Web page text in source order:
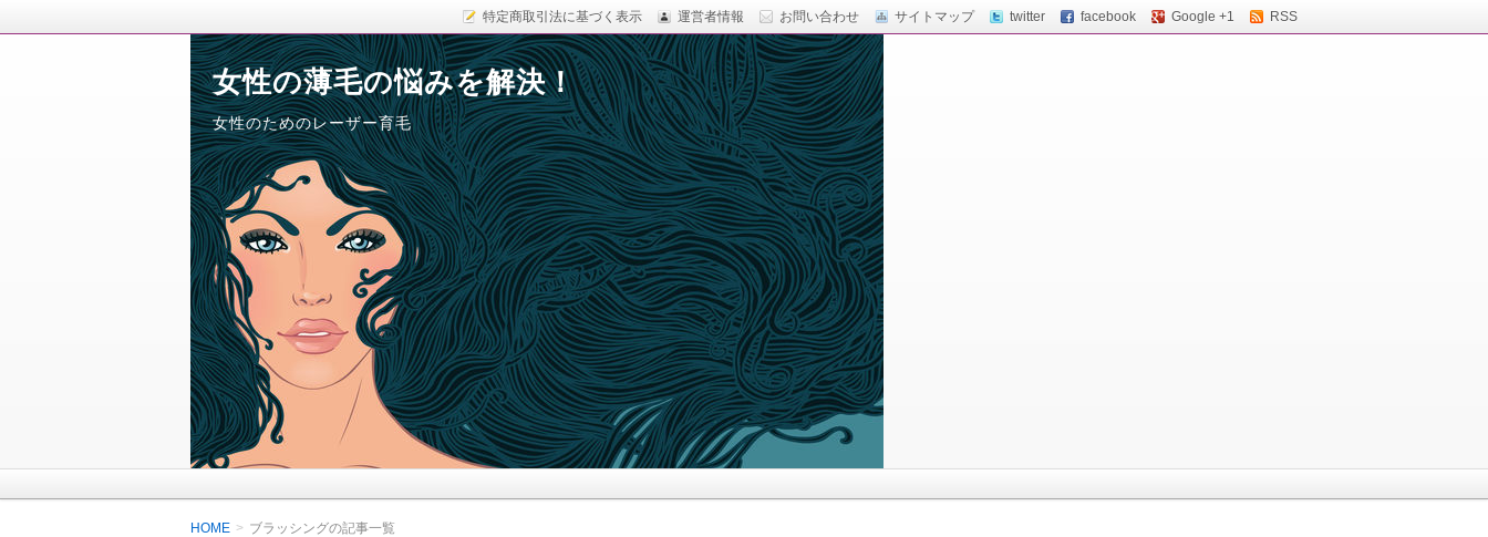
特定商取引法に基づく表示 運営者情報 お問い合わせ サイトマップ twitter facebook Google +1 RSS
女性の薄毛の悩みを解決！
女性のためのレーザー育毛
HOME ブラッシングの記事一覧